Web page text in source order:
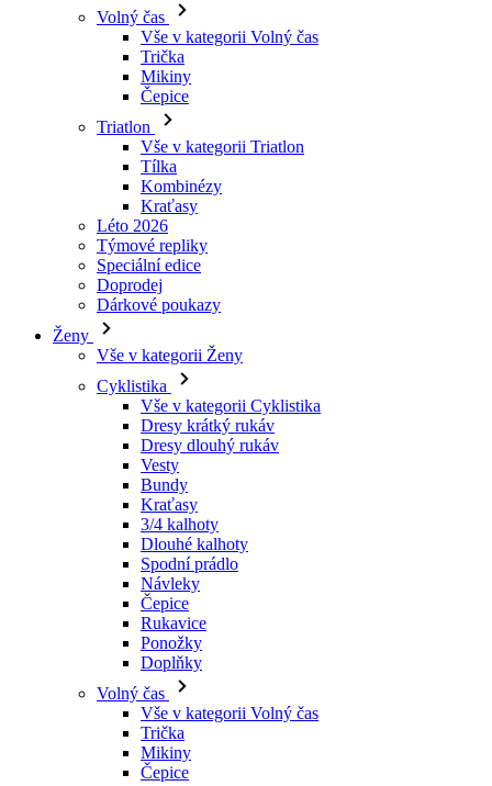
Triatlon
Vše v kategorii Triatlon
Tílka
Kombinézy
Kraťasy
Léto 2026
Týmové repliky
Speciální edice
Doprodej
Dárkové poukazy
Ženy
Vše v kategorii Ženy
Cyklistika
Vše v kategorii Cyklistika
Dresy dlouhý rukáv
Vesty
Bundy
Kraťasy
3/4 kalhoty
Dlouhé kalhoty
Spodní prádlo
Návleky
Čepice
Rukavice
Ponožky
Doplňky
Volný čas
Vše v kategorii Volný čas
Trička
Mikiny
Čepice
Triatlon
Vše v kategorii Triatlon
Tílka
Kombinézy